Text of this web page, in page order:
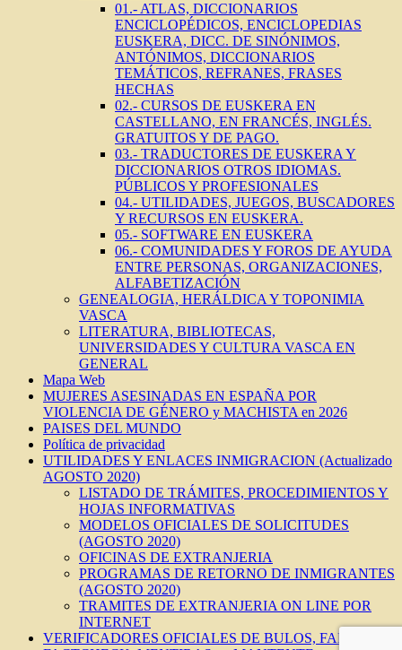
01.- ATLAS, DICCIONARIOS
ENCICLOPÉDICOS, ENCICLOPEDIAS
EUSKERA, DICC. DE SINÓNIMOS,
ANTÓNIMOS, DICCIONARIOS
TEMÁTICOS, REFRANES, FRASES
HECHAS
02.- CURSOS DE EUSKERA EN
CASTELLANO, EN FRANCÉS, INGLÉS.
GRATUITOS Y DE PAGO.
03.- TRADUCTORES DE EUSKERA Y
DICCIONARIOS OTROS IDIOMAS.
PÚBLICOS Y PROFESIONALES
04.- UTILIDADES, JUEGOS, BUSCADORES
Y RECURSOS EN EUSKERA.
05.- SOFTWARE EN EUSKERA
06.- COMUNIDADES Y FOROS DE AYUDA
ENTRE PERSONAS, ORGANIZACIONES,
ALFABETIZACIÓN
GENEALOGIA, HERÁLDICA Y TOPONIMIA
VASCA
LITERATURA, BIBLIOTECAS,
UNIVERSIDADES Y CULTURA VASCA EN
GENERAL
Mapa Web
MUJERES ASESINADAS EN ESPAÑA POR
VIOLENCIA DE GÉNERO y MACHISTA en 2026
PAISES DEL MUNDO
Política de privacidad
UTILIDADES Y ENLACES INMIGRACION (Actualizado
AGOSTO 2020)
LISTADO DE TRÁMITES, PROCEDIMIENTOS Y
HOJAS INFORMATIVAS
MODELOS OFICIALES DE SOLICITUDES
(AGOSTO 2020)
OFICINAS DE EXTRANJERIA
PROGRAMAS DE RETORNO DE INMIGRANTES
(AGOSTO 2020)
TRAMITES DE EXTRANJERIA ON LINE POR
INTERNET
VERIFICADORES OFICIALES DE BULOS, FAKES,